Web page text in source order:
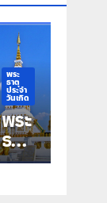
พระ
ธาตุ
ประจำ
วันเกิด
พระ
ธาตุ
ประ